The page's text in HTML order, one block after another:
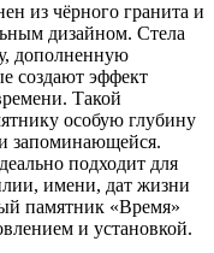
из чёрного гранита и
дизайном. Стела
дополненную
создают эффект
Такой
особую глубину
запоминающейся.
подходит для
имени, дат жизни
памятник «Время»
и установкой.